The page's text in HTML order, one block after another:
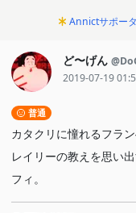
Annictサポー
ど〜げん
2019-07-19
普通
カタクリに憧れるフラ
レイリーの教えを思い
フィ。